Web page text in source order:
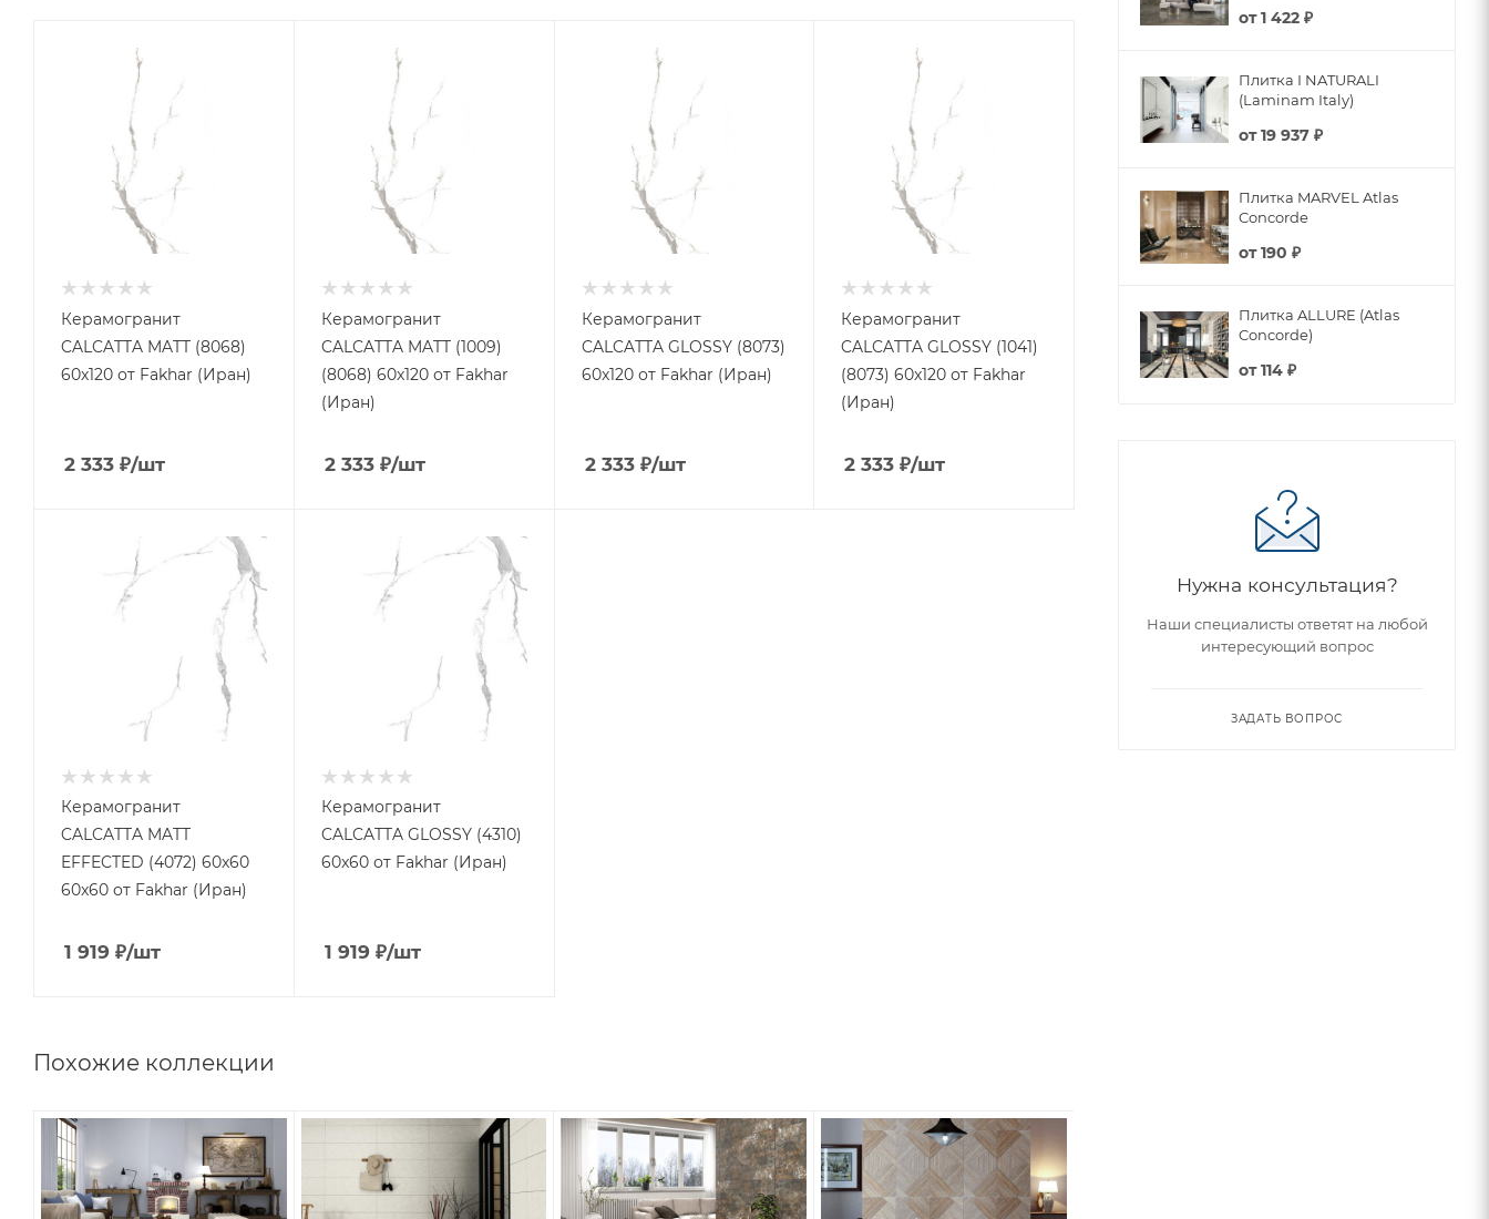
Керамогранит
CALCATTA MATT (8068)
60x120 от Fakhar (Иран)
2 333 ₽/шт
Керамогранит
CALCATTA MATT (1009)
(8068) 60x120 от Fakhar
(Иран)
2 333₽/шт
Керамогранит
CALCATTA GLOSSY (8073)
60x120 от Fakhar (Иран)
2 333₽/шт
Керамогранит
CALCATTA GLOSSY (1041)
(8073) 60x120 от Fakhar
(Иран)
2 333 ₽/шт
Керамогранит
CALCATTA MATT
EFFECTED (4072) 60x60
60x60 от Fakhar (Иран)
1 919 ₽/шт
Керамогранит
CALCATTA GLOSSY (4310)
60x60 от Fakhar (Иран)
1 919 ₽/шт
Похожие коллекции
от1 422 ₽
Плитка I NATURALI
(Laminam Italy)
от19 937 ₽
Плитка MARVEL Atlas
Concorde
от190 ₽
Плитка ALLURE (Atlas
Concorde)
от114 ₽
Нужна консультация?
Наши специалисты ответят на любой
интересующий вопрос
ЗАДАТЬ ВОПРОС